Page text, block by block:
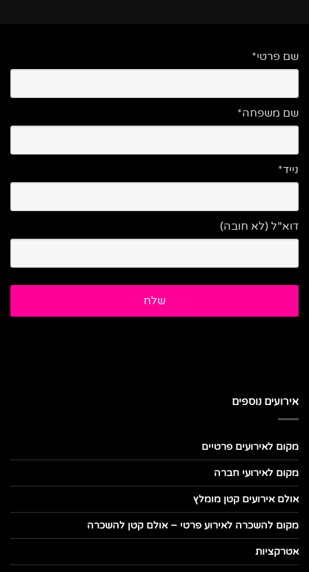
שם פרטי*
שם משפחה*
נייד*
דוא”ל (לא חובה)
אירועים נוספים
מקום לאירועים פרטיים
מקום לאירועי חברה
אולם אירועים קטן מומלץ
מקום להשכרה לאירוע פרטי – אולם קטן להשכרה
אטרקציות